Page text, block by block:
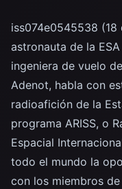
iss074e0545538
astronauta de la
ingeniera de vuelo
Adenot, habla con
radioafición de la
programa ARISS, o
Espacial
todo el mundo la
con los miembros